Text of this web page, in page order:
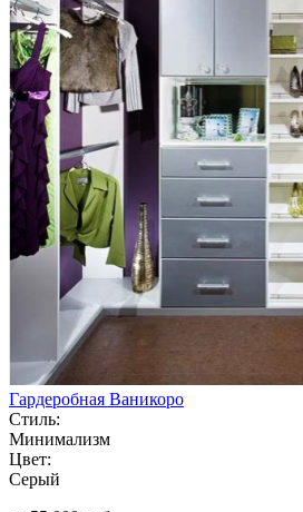
Гардеробная Ваникоро
Стиль:
Минимализм
Цвет:
Серый